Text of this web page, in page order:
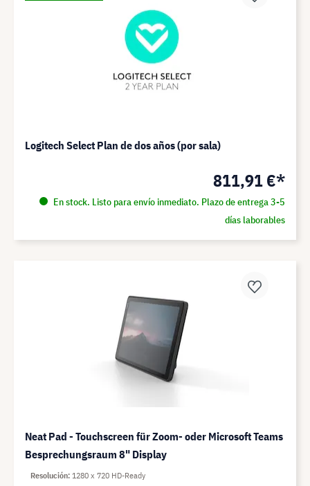
Logitech Select Plan de dos años (por sala)
811,91 €*
En stock. Listo para envío inmediato. Plazo de entrega 3-5
días laborables
Neat Pad - Touchscreen für Zoom- oder Microsoft Teams
Besprechungsraum 8" Display
Resolución 1280 x 720 HD-Ready